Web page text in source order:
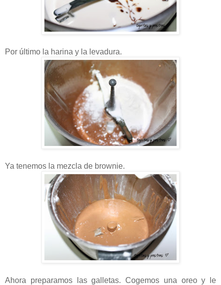
Por último la harina y la levadura.
Ya tenemos la mezcla de brownie.
Ahora preparamos las galletas. Cogemos una oreo y le